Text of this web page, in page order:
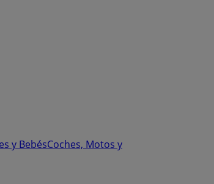
y BebésCoches, Motos y